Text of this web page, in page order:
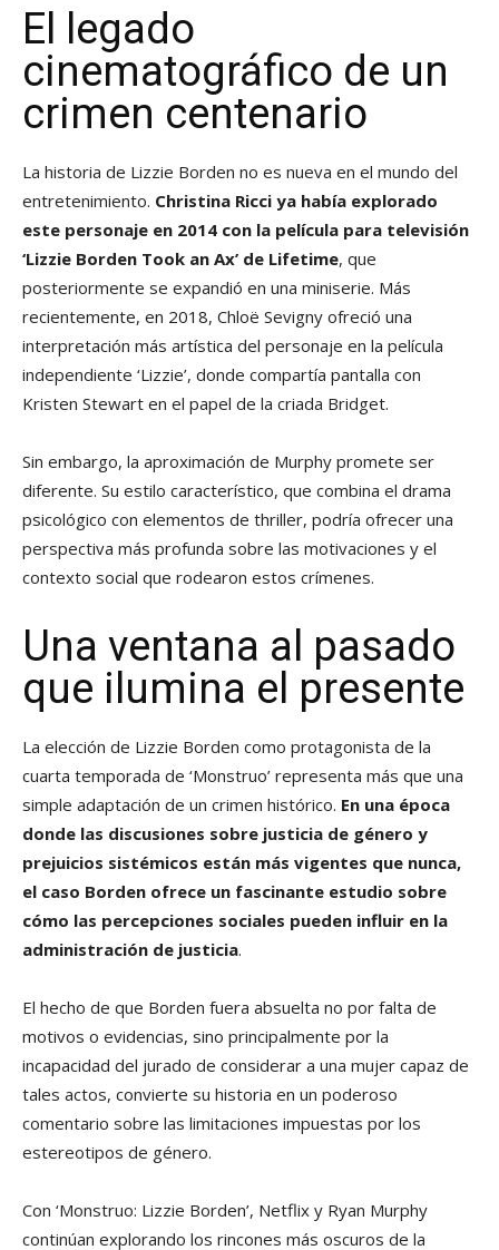
El legado
cinematográfico de un
crimen centenario
La historia de Lizzie Borden no es nueva en el mundo del
entretenimiento. Christina Ricci ya había explorado
este personaje en 2014 con la película para televisión
‘Lizzie Borden Took an Ax’ de Lifetime, que
posteriormente se expandió en una miniserie. Más
recientemente, en 2018, Chloë Sevigny ofreció una
interpretación más artística del personaje en la película
independiente ‘Lizzie’, donde compartía pantalla con
Kristen Stewart en el papel de la criada Bridget.
Sin embargo, la aproximación de Murphy promete ser
diferente. Su estilo característico, que combina el drama
psicológico con elementos de thriller, podría ofrecer una
perspectiva más profunda sobre las motivaciones y el
contexto social que rodearon estos crímenes.
Una ventana al pasado
que ilumina el presente
La elección de Lizzie Borden como protagonista de la
cuarta temporada de ‘Monstruo’ representa más que una
simple adaptación de un crimen histórico. En una época
donde las discusiones sobre justicia de género y
prejuicios sistémicos están más vigentes que nunca,
el caso Borden ofrece un fascinante estudio sobre
cómo las percepciones sociales pueden influir en la
administración de justicia.
El hecho de que Borden fuera absuelta no por falta de
motivos o evidencias, sino principalmente por la
incapacidad del jurado de considerar a una mujer capaz de
tales actos, convierte su historia en un poderoso
comentario sobre las limitaciones impuestas por los
estereotipos de género.
Con ‘Monstruo: Lizzie Borden’, Netflix y Ryan Murphy
continúan explorando los rincones más oscuros de la